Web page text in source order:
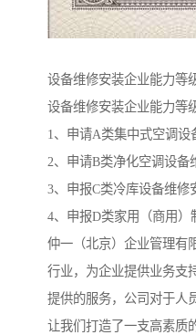
设备维修安装企业能力等
设备维修安装企业能力等
1、申请A类集中式空调设
2、申请B类净化空调设备
3、申报C类冷库设备维修
4、申报D类家用（商用）
仲一（北京）企业管理有
行业，为企业提供业务支
提供的服务，公司对于人
让我们打造了一支高素质